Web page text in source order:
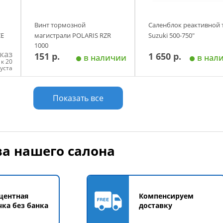
20
Винт тормозной
магистрали POLARIS RZR
1000
151 р. в наличии
Добавить в корзину
Саленблок реактивной
Suzuki 500-750"
1 650 р. в
Показать все
нашего салона
без банка
Компенсируем
доставку